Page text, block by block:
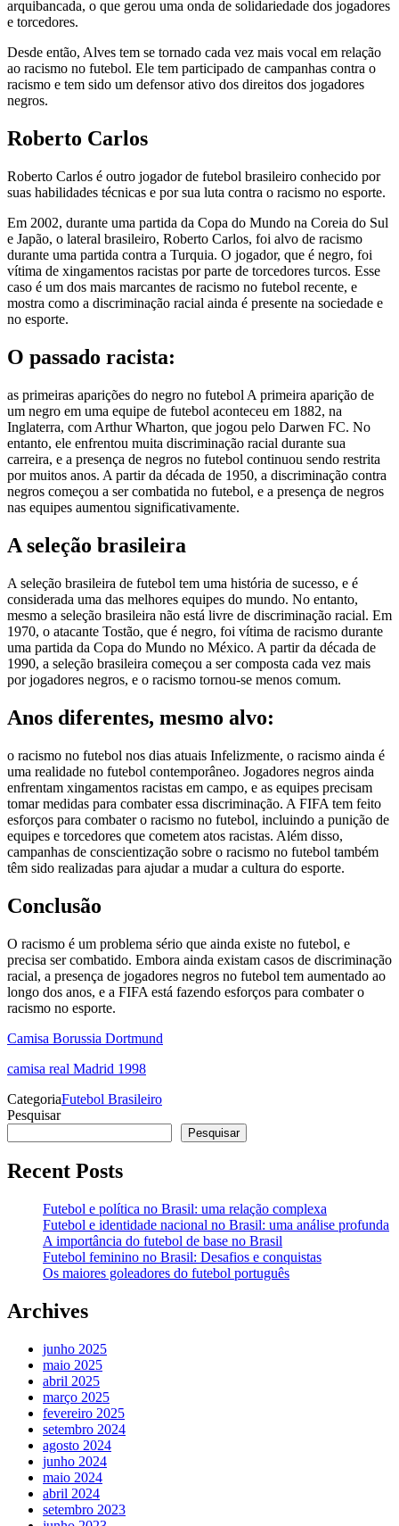
arquibancada, o que gerou uma onda de solidariedade dos jogadores
e torcedores.
Desde então, Alves tem se tornado cada vez mais vocal em relação
ao racismo no futebol. Ele tem participado de campanhas contra o
racismo e tem sido um defensor ativo dos direitos dos jogadores
negros.
Roberto Carlos
Roberto Carlos é outro jogador de futebol brasileiro conhecido por
suas habilidades técnicas e por sua luta contra o racismo no esporte.
Em 2002, durante uma partida da Copa do Mundo na Coreia do Sul
e Japão, o lateral brasileiro, Roberto Carlos, foi alvo de racismo
durante uma partida contra a Turquia. O jogador, que é negro, foi
vítima de xingamentos racistas por parte de torcedores turcos. Esse
caso é um dos mais marcantes de racismo no futebol recente, e
mostra como a discriminação racial ainda é presente na sociedade e
no esporte.
O passado racista:
as primeiras aparições do negro no futebol A primeira aparição de
um negro em uma equipe de futebol aconteceu em 1882, na
Inglaterra, com Arthur Wharton, que jogou pelo Darwen FC. No
entanto, ele enfrentou muita discriminação racial durante sua
carreira, e a presença de negros no futebol continuou sendo restrita
por muitos anos. A partir da década de 1950, a discriminação contra
negros começou a ser combatida no futebol, e a presença de negros
nas equipes aumentou significativamente.
A seleção brasileira
A seleção brasileira de futebol tem uma história de sucesso, e é
considerada uma das melhores equipes do mundo. No entanto,
mesmo a seleção brasileira não está livre de discriminação racial. Em
1970, o atacante Tostão, que é negro, foi vítima de racismo durante
uma partida da Copa do Mundo no México. A partir da década de
1990, a seleção brasileira começou a ser composta cada vez mais
por jogadores negros, e o racismo tornou-se menos comum.
Anos diferentes, mesmo alvo:
o racismo no futebol nos dias atuais Infelizmente, o racismo ainda é
uma realidade no futebol contemporâneo. Jogadores negros ainda
enfrentam xingamentos racistas em campo, e as equipes precisam
tomar medidas para combater essa discriminação. A FIFA tem feito
esforços para combater o racismo no futebol, incluindo a punição de
equipes e torcedores que cometem atos racistas. Além disso,
campanhas de conscientização sobre o racismo no futebol também
têm sido realizadas para ajudar a mudar a cultura do esporte.
Conclusão
O racismo é um problema sério que ainda existe no futebol, e
precisa ser combatido. Embora ainda existam casos de discriminação
racial, a presença de jogadores negros no futebol tem aumentado ao
longo dos anos, e a FIFA está fazendo esforços para combater o
racismo no esporte.
Camisa Borussia Dortmund
camisa real Madrid 1998
CategoriaFutebol Brasileiro
Pesquisar
Pesquisar
Recent Posts
Futebol e política no Brasil: uma relação complexa
Futebol e identidade nacional no Brasil: uma análise profunda
A importância do futebol de base no Brasil
Futebol feminino no Brasil: Desafios e conquistas
Os maiores goleadores do futebol português
Archives
junho 2025
maio 2025
abril 2025
março 2025
fevereiro 2025
setembro 2024
agosto 2024
junho 2024
maio 2024
abril 2024
setembro 2023